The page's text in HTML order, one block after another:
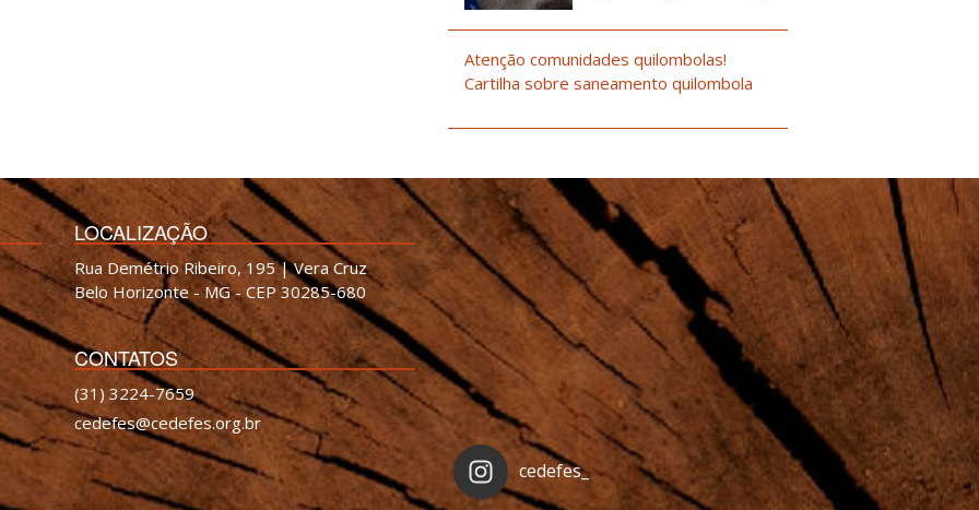
Atenção comunidades quilombolas!
Cartilha sobre saneamento quilombola
LOCALIZAÇÃO
Rua Demétrio Ribeiro, 195 | Vera Cruz
Belo Horizonte - MG - CEP 30285-680
CONTATOS
(31) 3224-7659
cedefes@cedefes.org.br
cedefes_